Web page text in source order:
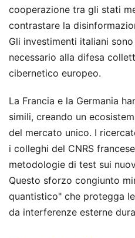
cooperazione tra gli stati
contrastare la
Gli investimenti italiani
necessario alla difesa
cibernetico europeo.
La Francia e la Germania
simili, creando un
del mercato unico. I
i colleghi del CNRS
metodologie di test sui
Questo sforzo congiunto
quantistico" che protegga
da interferenze esterne